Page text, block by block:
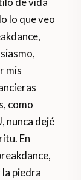
lo que veo
mis
como
nunca dejé
En
piedra